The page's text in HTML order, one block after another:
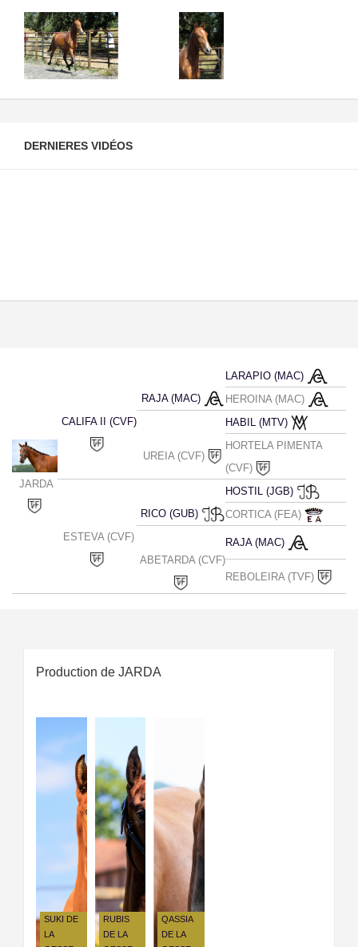
DERNIERES VIDÉOS
JARDA
CALIFA II (CVF)
RAJA (MAC)
LARAPIO (MAC)
HEROINA (MAC)
UREIA (CVF)
HABIL (MTV)
HORTELA PIMENTA
(CVF)
ESTEVA (CVF)
RICO (GUB)
HOSTIL (JGB)
CORTICA (FEA)
ABETARDA (CVF)
RAJA (MAC)
REBOLEIRA (TVF)
Production de JARDA
SUKI DE
LA
RUBIS
DE LA
QASSIA
DE LA